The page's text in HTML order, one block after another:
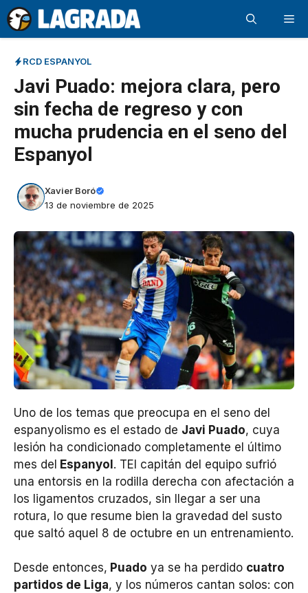
Saltar
al
contenido
RCD ESPANYOL
Javi Puado: mejora clara, pero
sin fecha de regreso y con
mucha prudencia en el seno del
Espanyol
Xavier Boró
13 de noviembre de 2025
Uno de los temas que preocupa en el seno del
espanyolismo es el estado de Javi Puado, cuya
lesión ha condicionado completamente el último
mes del Espanyol. TEl capitán del equipo sufrió
una entorsis en la rodilla derecha con afectación a
los ligamentos cruzados, sin llegar a ser una
rotura, lo que resume bien la gravedad del susto
que saltó aquel 8 de octubre en un entrenamiento.
Desde entonces, Puado ya se ha perdido cuatro
partidos de Liga, y los números cantan solos: con